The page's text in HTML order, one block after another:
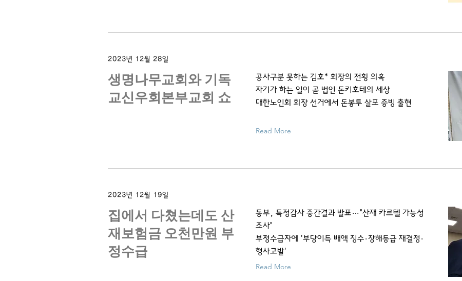
2023년 12월 28일
생명나무교회와 기독
교신우회본부교회 쇼
공사구분 못하는 김호* 회장의 전횡 의혹
자기가 하는 일이 곧 법인 돈키호테의 세상
대한노인회 회장 선거에서 돈봉투 살포 증빙 출현
Read More
2023년 12월 19일
집에서 다쳤는데도 산
재보험금 오천만원 부
정수급
동부, 특정감사 중간결과 발표…"산재 카르텔 가능성
조사"
부정수급자에 '부당이득 배액 징수·장해등급 재결정·
형사고발'
Read More